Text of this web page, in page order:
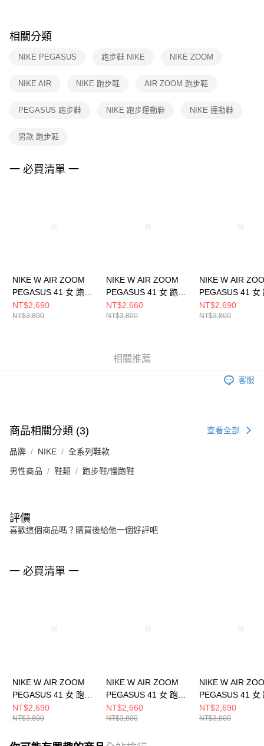
※ 交易是否成功請以「AFTEE先享後付 」之結帳頁面顯示為準，若有關於
是否繳費成功／繳費後需取消欲退款等相關疑問，請聯繫「AFTEE先享後付
客戶支援中心」https://netprotections.freshdesk.com/support/home
１．透過由恩沛科技股份有限公司提供之「AFTEE先享後付」服務完成之交
權轉讓予恩沛科技股份有限公司。
３．未成年的使用者請事先徵得法定代理人或監護人之同意方可使用
４．使用「AFTEE先享後付」時，將依據個別帳號之用戶狀況，依本公司即
相關分類
NIKE PEGASUS 跑步鞋 NIKE NIKE ZOOM
NIKE AIR NIKE 跑步鞋 AIR ZOOM 跑步鞋
PEGASUS 跑步鞋 NIKE 跑步運動鞋 NIKE 運動鞋
男款 跑步鞋
一 必買清單 一
NIKE W AIR ZOOM
PEGASUS 41 女 跑步
鞋 IH7348441
NT$2,690
NT$3,800
NIKE W AIR ZOOM
PEGASUS 41 女 跑步
鞋 FD2723002
NT$2,660
NT$3,800
NIKE W AIR
PEGASUS 41 女
鞋 FD2723120
NT$2,690
NT$3,800
相關推薦
客服
商品相關分類 (3) 查看全部
品牌 NIKE 全系列鞋款
男性商品 鞋類 跑步鞋/慢跑鞋
評價
喜歡這個商品嗎？購買後給他一個好評吧
一 必買清單 一
NIKE W AIR ZOOM
PEGASUS 41 女 跑步
鞋 IH7348441
NT$2,690
NT$3,800
NIKE W AIR ZOOM
PEGASUS 41 女 跑步
鞋 FD2723002
NT$2,660
NT$3,800
NIKE W AIR
PEGASUS 41 女
鞋 FD2723120
NT$2,690
NT$3,800